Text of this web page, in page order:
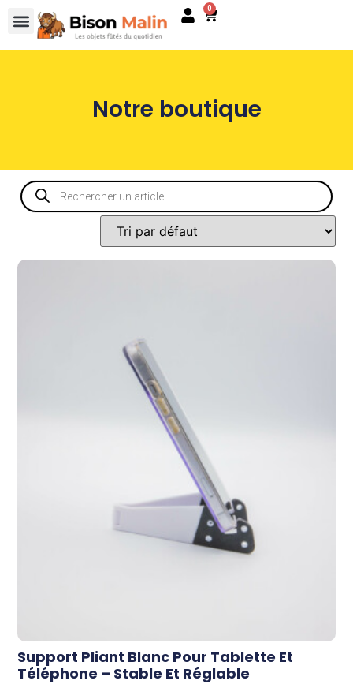
0
Notre boutique
Support Pliant Blanc Pour Tablette Et
Téléphone – Stable Et Réglable